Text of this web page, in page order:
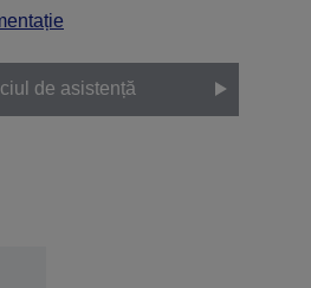
de asistență